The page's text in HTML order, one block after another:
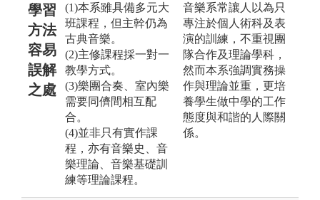
學習
方法
容易
誤解
之處
(1)本系雖具備多元大
班課程，但主幹仍為
古典音樂。
(2)主修課程採一對一
教學方式。
(3)樂團合奏、室內樂
需要同儕間相互配
合。
(4)並非只有實作課
程，亦有音樂史、音
樂理論、音樂基礎訓
練等理論課程。
音樂系常讓人以為只
專注於個人術科及表
演的訓練，不重視團
隊合作及理論學科，
然而本系強調實務操
作與理論並重，更培
養學生做中學的工作
態度與和諧的人際關
係。